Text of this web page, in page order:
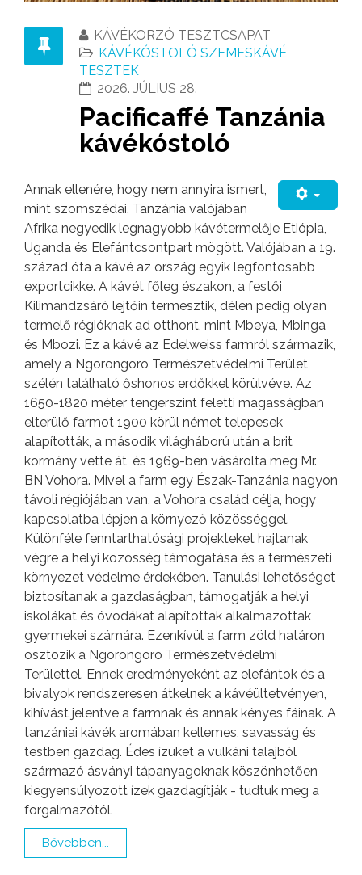
KÁVÉKORZÓ TESZTCSAPAT
KÁVÉKÓSTOLÓ SZEMESKÁVÉ
TESZTEK
2026. JÚLIUS 28.
Pacificaffé Tanzánia
kávékóstoló
Annak ellenére, hogy nem annyira ismert,
mint szomszédai, Tanzánia valójában
Afrika negyedik legnagyobb kávétermelője Etiópia,
Uganda és Elefántcsontpart mögött. Valójában a 19.
század óta a kávé az ország egyik legfontosabb
exportcikke. A kávét főleg északon, a festői
Kilimandzsáró lejtőin termesztik, délen pedig olyan
termelő régióknak ad otthont, mint Mbeya, Mbinga
és Mbozi. Ez a kávé az Edelweiss farmról származik,
amely a Ngorongoro Természetvédelmi Terület
szélén található őshonos erdőkkel körülvéve. Az
1650-1820 méter tengerszint feletti magasságban
elterülő farmot 1900 körül német telepesek
alapították, a második világháború után a brit
kormány vette át, és 1969-ben vásárolta meg Mr.
BN Vohora. Mivel a farm egy Észak-Tanzánia nagyon
távoli régiójában van, a Vohora család célja, hogy
kapcsolatba lépjen a környező közösséggel.
Különféle fenntarthatósági projekteket hajtanak
végre a helyi közösség támogatása és a természeti
környezet védelme érdekében. Tanulási lehetőséget
biztosítanak a gazdaságban, támogatják a helyi
iskolákat és óvodákat alapítottak alkalmazottak
gyermekei számára. Ezenkívül a farm zöld határon
osztozik a Ngorongoro Természetvédelmi
Területtel. Ennek eredményeként az elefántok és a
bivalyok rendszeresen átkelnek a kávéültetvényen,
kihívást jelentve a farmnak és annak kényes fáinak. A
tanzániai kávék aromában kellemes, savasság és
testben gazdag. Édes ízüket a vulkáni talajból
származó ásványi tápanyagoknak köszönhetően
kiegyensúlyozott ízek gazdagítják - tudtuk meg a
forgalmazótól.
Bővebben...